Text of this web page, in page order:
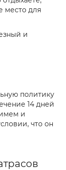
место для
и
политику
14 дней
и
что он